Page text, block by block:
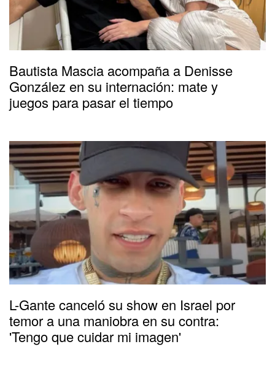
Bautista Mascia acompaña a Denisse
González en su internación: mate y
juegos para pasar el tiempo
L-Gante canceló su show en Israel por
temor a una maniobra en su contra:
'Tengo que cuidar mi imagen'